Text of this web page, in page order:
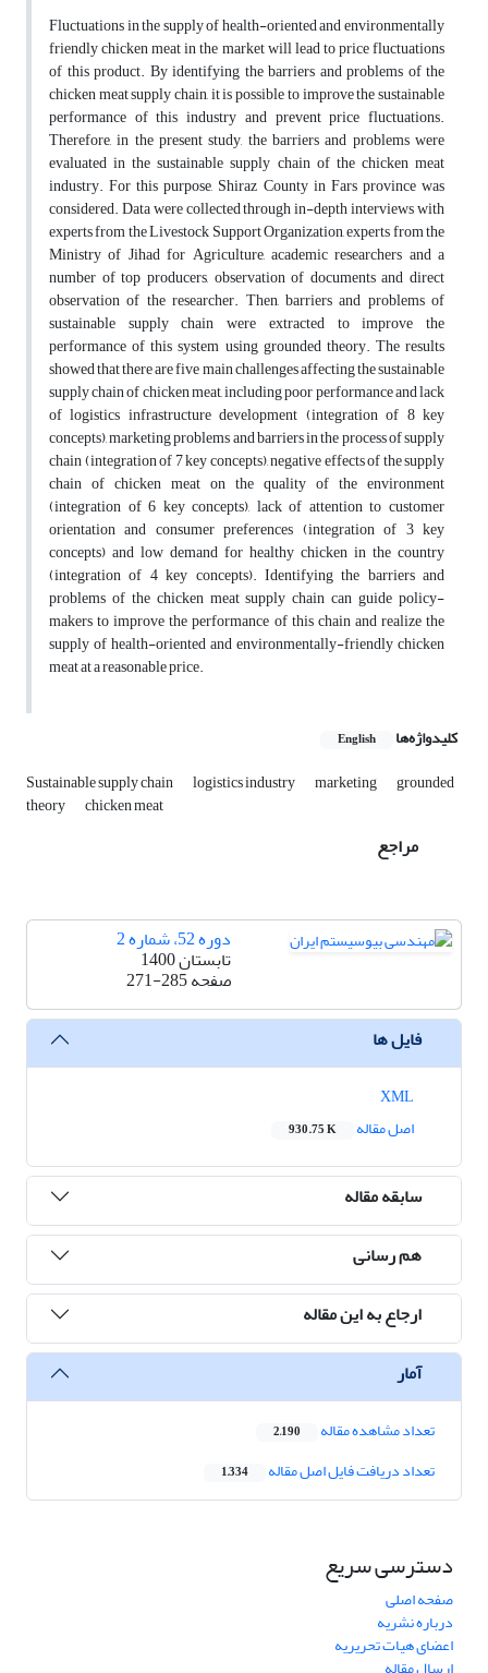
Fluctuations in the supply of health-oriented and environmentally
friendly chicken meat in the market will lead to price fluctuations
of this product. By identifying the barriers and problems of the
chicken meat supply chain, it is possible to improve the sustainable
performance of this industry and prevent price fluctuations.
Therefore, in the present study, the barriers and problems were
evaluated in the sustainable supply chain of the chicken meat
industry. For this purpose, ​​Shiraz County in Fars province was
considered. Data were collected through in-depth interviews with
experts from the Livestock Support Organization, experts from the
Ministry of Jihad for Agriculture, academic researchers and a
number of top producers, observation of documents and direct
observation of the researcher. Then, barriers and problems of
sustainable supply chain were extracted to improve the
performance of this system using grounded theory. The results
showed that there are five main challenges affecting the sustainable
supply chain of chicken meat, including poor performance and lack
of logistics infrastructure development (integration of 8 key
concepts), marketing problems and barriers in the process of supply
chain (integration of 7 key concepts), negative effects of the supply
chain of chicken meat on the quality of the environment
(integration of 6 key concepts), lack of attention to customer
orientation and consumer preferences (integration of 3 key
concepts) and low demand for healthy chicken in the country
(integration of 4 key concepts). Identifying the barriers and
problems of the chicken meat supply chain can guide policy-
makers to improve the performance of this chain and realize the
supply of health-oriented and environmentally-friendly chicken
meat at a reasonable price.
کلیدواژه‌ها English
Sustainable supply chain logistics industry marketing grounded
theory chicken meat
مراجع
دوره 52، شماره 2
تابستان 1400
صفحه271-285
فایل ها
اصل مقاله
930.75 K
سابقه مقاله
هم رسانی
ارجاع به این مقاله
آمار
تعداد مشاهده مقاله 2,190
تعداد دریافت فایل اصل مقاله 1,334
دسترسی سریع
صفحه اصلی
درباره نشریه
اعضای هیات تحریریه